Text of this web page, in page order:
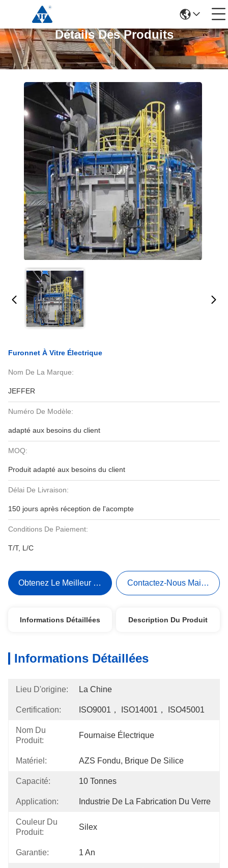
Détails Des Produits
Furonnet À Vitre Électrique
Nom De La Marque:
JEFFER
Numéro De Modèle:
adapté aux besoins du client
MOQ:
Produit adapté aux besoins du client
Délai De Livraison:
150 jours après réception de l'acompte
Conditions De Paiement:
T/T, L/C
Obtenez Le Meilleur Prix Contactez-Nous Maintenant
Informations Détaillées Description Du Produit
Informations Détaillées
Lieu D'origine: La Chine
Certification: ISO9001， ISO14001， ISO45001
Nom Du
Produit:
Fournaise Électrique
Matériel: AZS Fondu, Brique De Silice
Capacité: 10 Tonnes
Application: Industrie De La Fabrication Du Verre
Couleur Du
Produit:
Silex
Garantie: 1 An